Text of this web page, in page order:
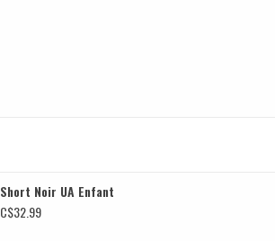
Short Noir UA Enfant
C$32.99